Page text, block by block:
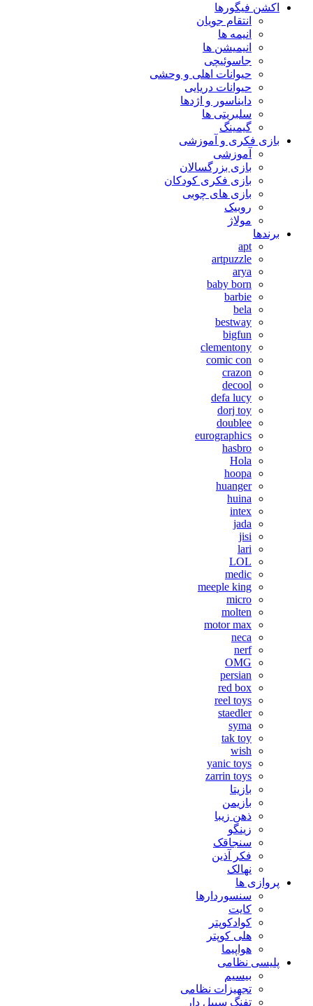
اکشن فیگورها
انتقام جویان
انیمه ها
انیمیشن ها
جاسوئیچی
حیوانات اهلی و وحشی
حیوانات دریایی
دایناسور و اژدها
سلبریتی ها
گیمینگ
بازی فکری و آموزشی
آموزشی
بازی بزرگسالان
بازی فکری کودکان
بازی های چوبی
روبیک
مولاژ
برندها
apt
artpuzzle
arya
baby born
barbie
bela
bestway
bigfun
clementony
comic con
crazon
decool
defa lucy
dorj toy
doublee
eurographics
hasbro
Hola
hoopa
huanger
huina
intex
jada
jisi
lari
LOL
medic
meeple king
micro
molten
motor max
neca
nerf
OMG
persian
red box
reel toys
staedler
syma
tak toy
wish
yanic toys
zarrin toys
بازیتا
بازیمن
ذهن زیبا
زینگو
سنجاقک
فکر آذین
نهالک
پروازی ها
سنسوردارها
کایت
کوادکوپتر
هلی کوپتر
هواپیما
پلیسی نظامی
بیسیم
تجهیزات نظامی
تفنگ سیبل دار